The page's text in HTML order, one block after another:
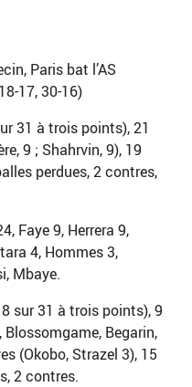
Paris bat l’AS
17, 30-16)
31 à trois points), 21
9 ; Shahrvin, 9), 19
perdues, 2 contres,
Faye 9, Herrera 9,
4, Hommes 3,
Mbaye.
sur 31 à trois points), 9
Blossomgame, Begarin,
(Okobo, Strazel 3), 15
2 contres.